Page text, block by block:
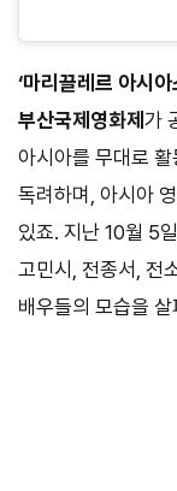
‘마리끌레르 아시
부산국제영화제 가
아시아를 무대로
독려하며, 아시아
있죠. 지난 10월 5
고민시, 전종서, 전
배우들의 모습을